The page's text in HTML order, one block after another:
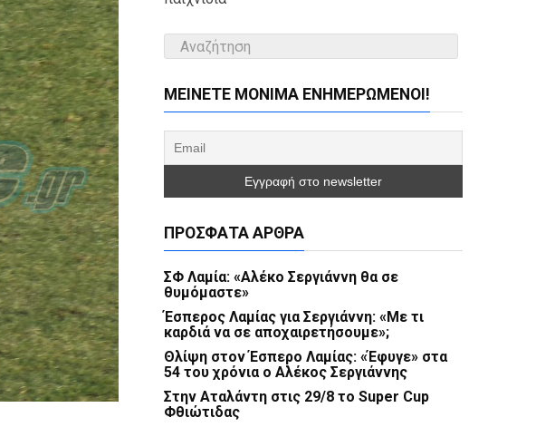
ΜΕΊΝΕΤΕ ΜΌΝΙΜΑ ΕΝΗΜΕΡΏΜΕΝΟΙ!
ΠΡΌΣΦΑΤΑ ΆΡΘΡΑ
ΣΦ Λαμία: «Αλέκο Σεργιάννη θα σε
θυμόμαστε»
Έσπερος Λαμίας για Σεργιάννη: «Με τι
καρδιά να σε αποχαιρετήσουμε»;
Θλίψη στον Έσπερο Λαμίας: «Έφυγε» στα
54 του χρόνια ο Αλέκος Σεργιάννης
Στην Αταλάντη στις 29/8 το Super Cup
Φθιώτιδας